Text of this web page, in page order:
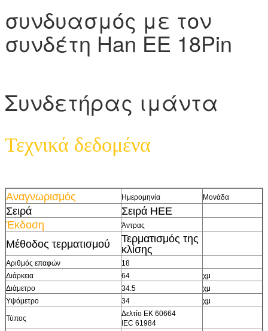
συνδυασμός με τον
συνδέτη Han EE 18Pin
Συνδετήρας ιμάντα
Τεχνικά δεδομένα
Αναγνωρισμός Ημερομηνία Μονάδα
Σειρά
Σειρά HEE
Έκδοση
Άντρας
Μέθοδος τερματισμού
Τερματισμός της
κλίσης
Αριθμός επαφών
18
Διάρκεια
64
χμ
Διάμετρο
34.5
χμ
Υψόμετρο
34 χμ
Τύπος
Δελτίο ΕΚ 60664
IEC 61984